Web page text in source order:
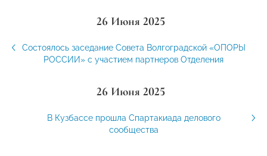
26 Июня 2025
Состоялось заседание Совета Волгоградской «ОПОРЫ
РОССИИ» с участием партнеров Отделения
26 Июня 2025
В Кузбассе прошла Спартакиада делового
сообщества